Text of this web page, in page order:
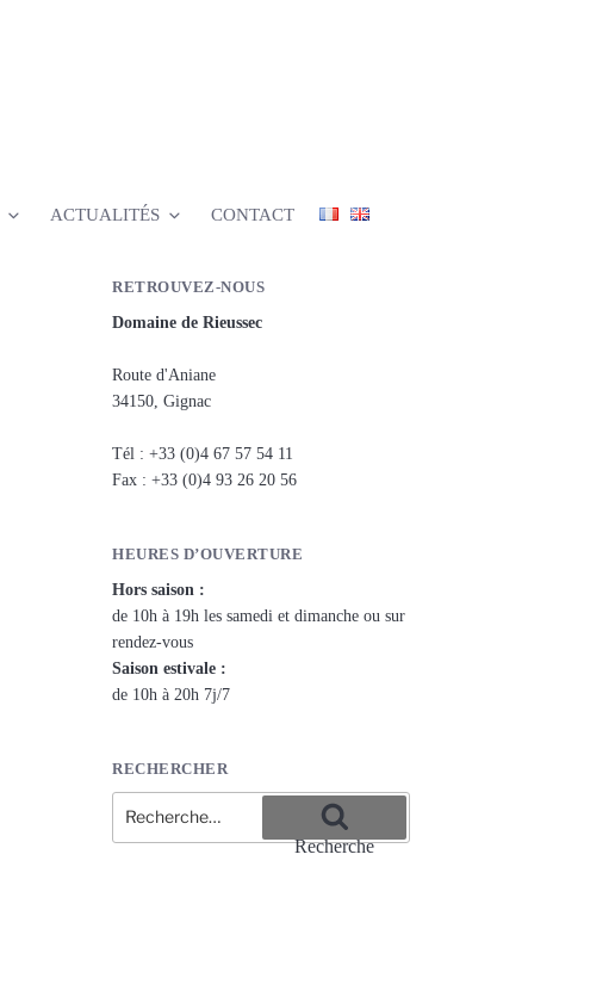
ACTUALITÉS CONTACT
RETROUVEZ-NOUS
Domaine de Rieussec
Route d'Aniane
34150, Gignac
Tél : +33 (0)4 67 57 54 11
Fax : +33 (0)4 93 26 20 56
HEURES D’OUVERTURE
Hors saison :
de 10h à 19h les samedi et dimanche ou sur
rendez-vous
Saison estivale :
de 10h à 20h 7j/7
RECHERCHER
Recherche